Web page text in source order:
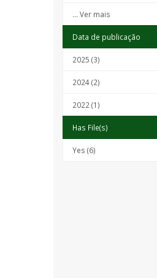
... Ver mais
Data de publicação
2025 (3)
2024 (2)
2022 (1)
Has File(s)
Yes (6)